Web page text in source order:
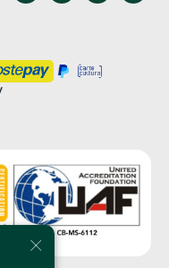
×